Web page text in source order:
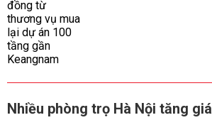
Nhiều phòng trọ Hà Nội tăng giá